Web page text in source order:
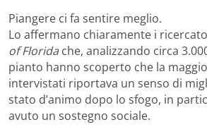
Piangere ci fa sentire meglio.
Lo affermano chiaramente i
of Florida che, analizzando circa
pianto hanno scoperto che la
intervistati riportava un senso di
stato d’animo dopo lo sfogo, in
avuto un sostegno sociale.